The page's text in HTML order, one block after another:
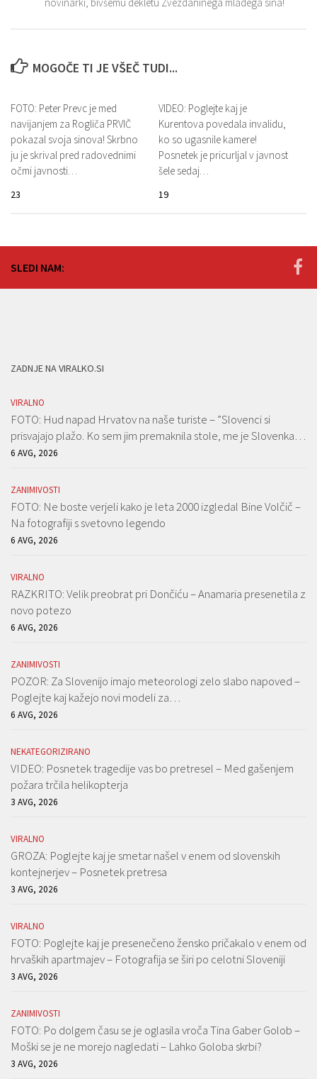
MOGOČE TI JE VŠEČ TUDI...
FOTO: Peter Prevc je med
navijanjem za Rogliča PRVIČ
pokazal svoja sinova! Skrbno
ju je skrival pred radovednimi
očmi javnosti…
23
VIDEO: Poglejte kaj je
Kurentova povedala invalidu,
ko so ugasnile kamere!
Posnetek je pricurljal v javnost
šele sedaj…
19
SLEDI NAM:
ZADNJE NA VIRALKO.SI
VIRALNO
FOTO: Hud napad Hrvatov na naše turiste – ”Slovenci si
prisvajajo plažo. Ko sem jim premaknila stole, me je Slovenka…
6 AVG, 2026
ZANIMIVOSTI
FOTO: Ne boste verjeli kako je leta 2000 izgledal Bine Volčič –
Na fotografiji s svetovno legendo
6 AVG, 2026
VIRALNO
RAZKRITO: Velik preobrat pri Dončiću – Anamaria presenetila z
novo potezo
6 AVG, 2026
ZANIMIVOSTI
POZOR: Za Slovenijo imajo meteorologi zelo slabo napoved –
Poglejte kaj kažejo novi modeli za…
6 AVG, 2026
NEKATEGORIZIRANO
VIDEO: Posnetek tragedije vas bo pretresel – Med gašenjem
požara trčila helikopterja
3 AVG, 2026
VIRALNO
GROZA: Poglejte kaj je smetar našel v enem od slovenskih
kontejnerjev – Posnetek pretresa
3 AVG, 2026
VIRALNO
FOTO: Poglejte kaj je presenečeno žensko pričakalo v enem od
hrvaških apartmajev – Fotografija se širi po celotni Sloveniji
3 AVG, 2026
ZANIMIVOSTI
FOTO: Po dolgem času se je oglasila vroča Tina Gaber Golob –
Moški se je ne morejo nagledati – Lahko Goloba skrbi?
3 AVG, 2026